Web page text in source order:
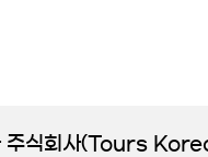
주식회사(Tours